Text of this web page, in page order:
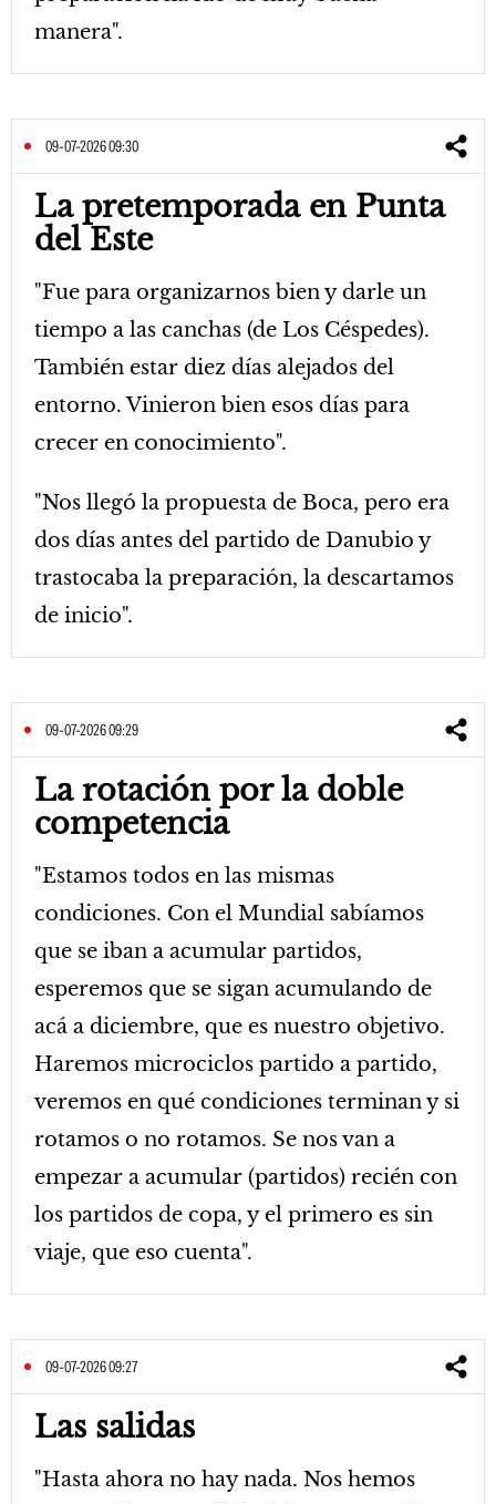
manera".
09-07-2026 09:30
La pretemporada en Punta
del Este
"Fue para organizarnos bien y darle un
tiempo a las canchas (de Los Céspedes).
También estar diez días alejados del
entorno. Vinieron bien esos días para
crecer en conocimiento".
"Nos llegó la propuesta de Boca, pero era
dos días antes del partido de Danubio y
trastocaba la preparación, la descartamos
de inicio".
09-07-2026 09:29
La rotación por la doble
competencia
"Estamos todos en las mismas
condiciones. Con el Mundial sabíamos
que se iban a acumular partidos,
esperemos que se sigan acumulando de
acá a diciembre, que es nuestro objetivo.
Haremos microciclos partido a partido,
veremos en qué condiciones terminan y si
rotamos o no rotamos. Se nos van a
empezar a acumular (partidos) recién con
los partidos de copa, y el primero es sin
viaje, que eso cuenta".
09-07-2026 09:27
Las salidas
"Hasta ahora no hay nada. Nos hemos